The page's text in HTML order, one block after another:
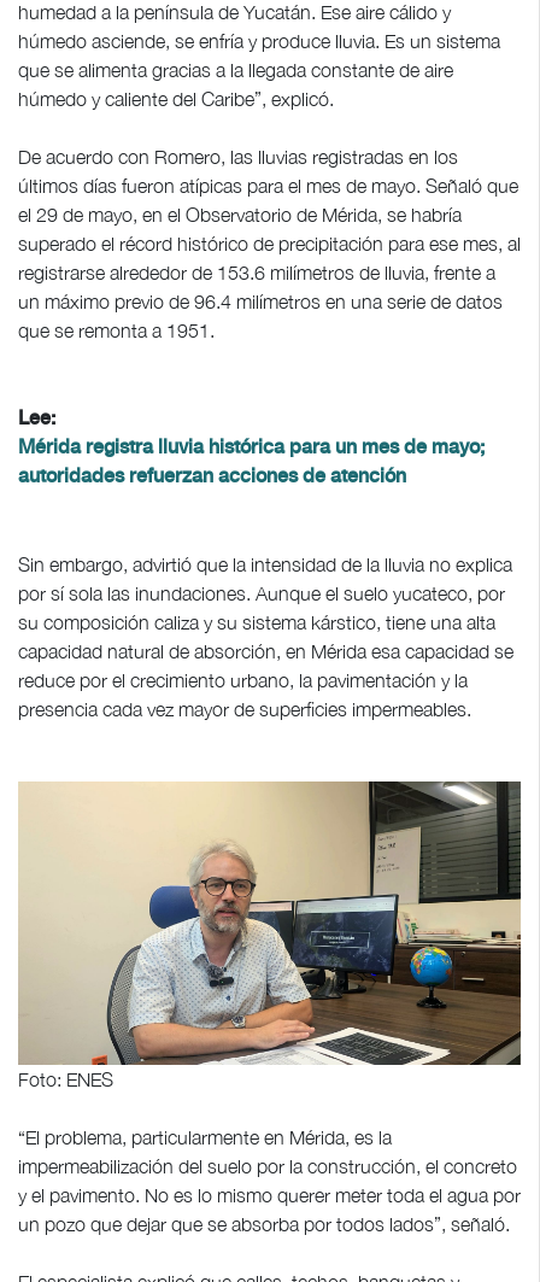
humedad a la península de Yucatán. Ese aire cálido y
húmedo asciende, se enfría y produce lluvia. Es un sistema
que se alimenta gracias a la llegada constante de aire
húmedo y caliente del Caribe”, explicó.
De acuerdo con Romero, las lluvias registradas en los
últimos días fueron atípicas para el mes de mayo. Señaló que
el 29 de mayo, en el Observatorio de Mérida, se habría
superado el récord histórico de precipitación para ese mes, al
registrarse alrededor de 153.6 milímetros de lluvia, frente a
un máximo previo de 96.4 milímetros en una serie de datos
que se remonta a 1951.
Lee:
Mérida registra lluvia histórica para un mes de mayo;
autoridades refuerzan acciones de atención
Sin embargo, advirtió que la intensidad de la lluvia no explica
por sí sola las inundaciones. Aunque el suelo yucateco, por
su composición caliza y su sistema kárstico, tiene una alta
capacidad natural de absorción, en Mérida esa capacidad se
reduce por el crecimiento urbano, la pavimentación y la
presencia cada vez mayor de superficies impermeables.
Foto: ENES
“El problema, particularmente en Mérida, es la
impermeabilización del suelo por la construcción, el concreto
y el pavimento. No es lo mismo querer meter toda el agua por
un pozo que dejar que se absorba por todos lados”, señaló.